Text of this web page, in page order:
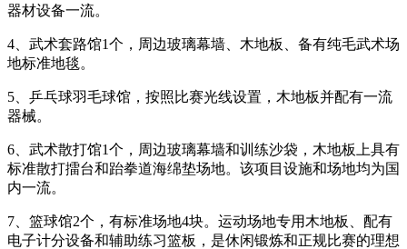
器材设备一流。
4、武术套路馆1个，周边玻璃幕墙、木地板、备有纯毛武术场
地标准地毯。
5、乒乓球羽毛球馆，按照比赛光线设置，木地板并配有一流
器械。
6、武术散打馆1个，周边玻璃幕墙和训练沙袋，木地板上具有
标准散打擂台和跆拳道海绵垫场地。该项目设施和场地均为国
内一流。
7、篮球馆2个，有标准场地4块。运动场地专用木地板、配有
电子计分设备和辅助练习篮板，是休闲锻炼和正规比赛的理想